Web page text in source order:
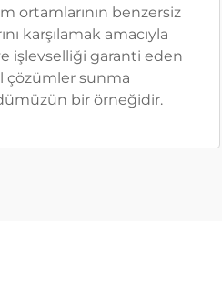
ortamlarının benzersiz
karşılamak amacıyla
işlevselliği garanti eden
çözümler sunma
bir örneğidir.